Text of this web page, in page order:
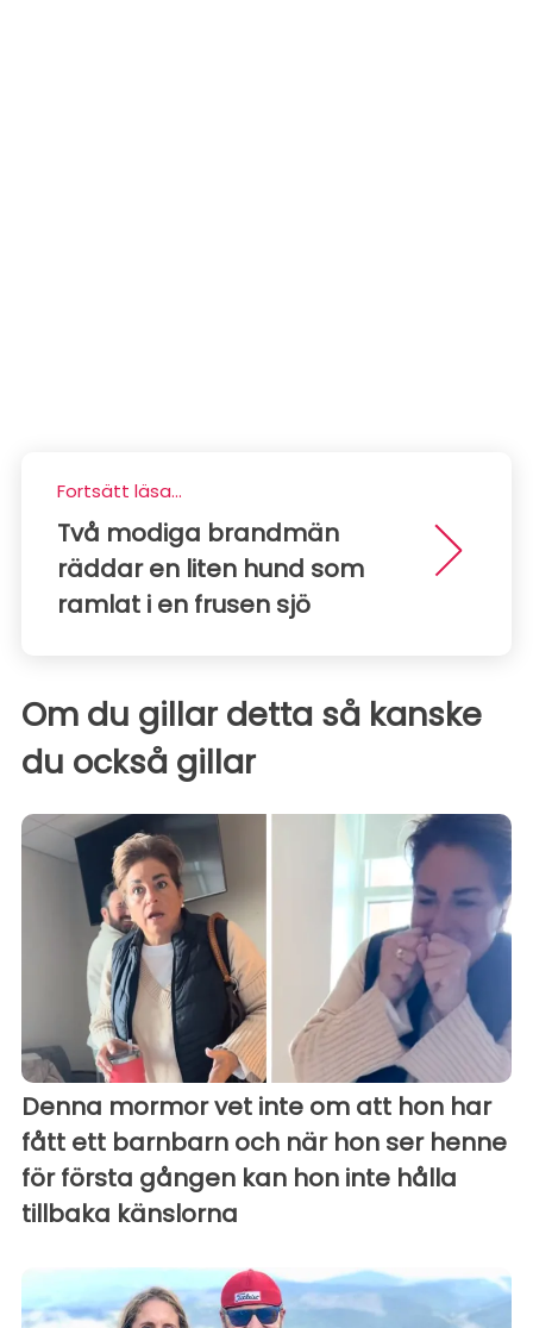
Fortsätt läsa...
Två modiga brandmän
räddar en liten hund som
ramlat i en frusen sjö
Om du gillar detta så kanske
du också gillar
Denna mormor vet inte om att hon har
fått ett barnbarn och när hon ser henne
för första gången kan hon inte hålla
tillbaka känslorna